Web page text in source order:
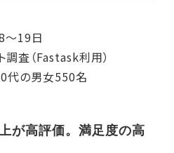
～19日
調査（Fastask利用）
代の男女550名
が高評価。満足度の高